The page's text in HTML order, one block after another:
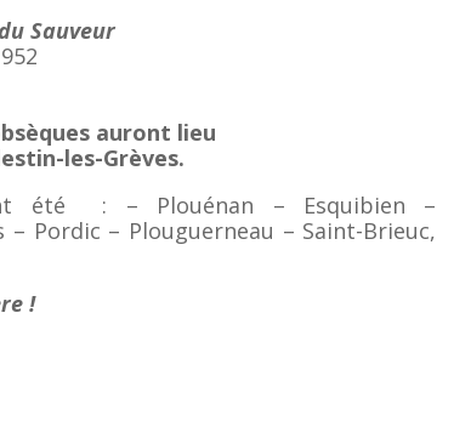
Sauveur
auront lieu
les-Grèves.
été : – Plouénan – Esquibien –
– Pordic – Plouguerneau – Saint-Brieuc,
!